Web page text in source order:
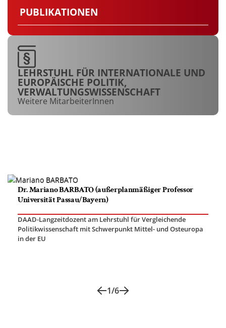
PUBLIKATIONEN
LEHRSTUHL FÜR INTERNATIONALE UND
EUROPÄISCHE POLITIK,
VERWALTUNGSWISSENSCHAFT
Weitere MitarbeiterInnen
Dr. Mariano BARBATO (außerplanmäßiger Professor
Universität Passau/Bayern)
DAAD-Langzeitdozent am Lehrstuhl für Vergleichende
Politikwissenschaft mit Schwerpunkt Mittel- und Osteuropa
in der EU
1/6